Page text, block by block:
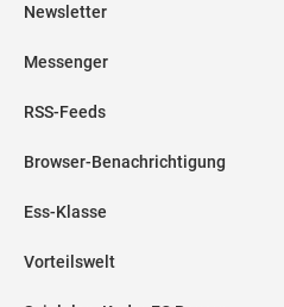
Newsletter
Messenger
RSS-Feeds
Browser-Benachrichtigung
Ess-Klasse
Vorteilswelt